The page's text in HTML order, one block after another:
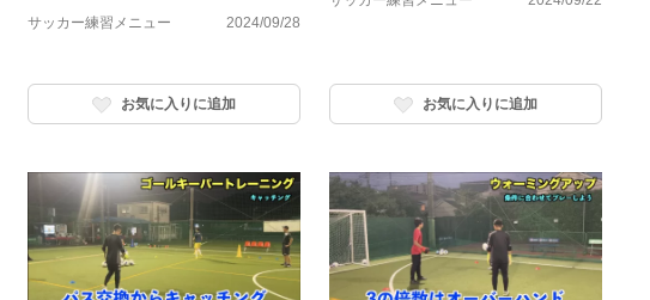
サッカー練習メニュー
2024/09/28
お気に入りに追加 お気に入りに追加